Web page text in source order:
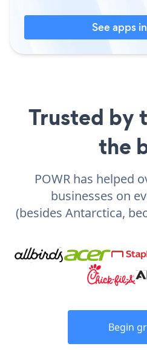
See apps
Trusted by
the
POWR has helped
businesses on
(besides Antarctica,
Begin